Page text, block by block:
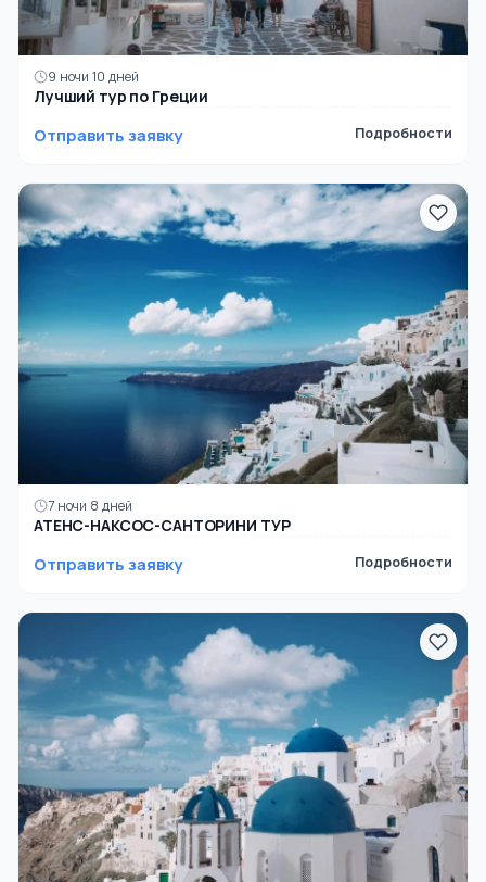
9 ночи 10 дней
Лучший тур по Греции
Отправить заявку Подробности
7 ночи 8 дней
АТЕНС-НАКСОС-САНТОРИНИ ТУР
Отправить заявку Подробности